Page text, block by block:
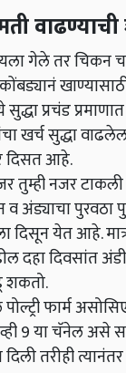
गेले तर चिकन
सुद्धा प्रचंड
खर्च सुद्धा
दिसत आहे.
तुम्ही नजर
पुरवठा
येत आहे. मात्र
दहा दिवसांत
शकतो.
पोल्ट्री फार्म
9 या चॅनेल असे
तरीही